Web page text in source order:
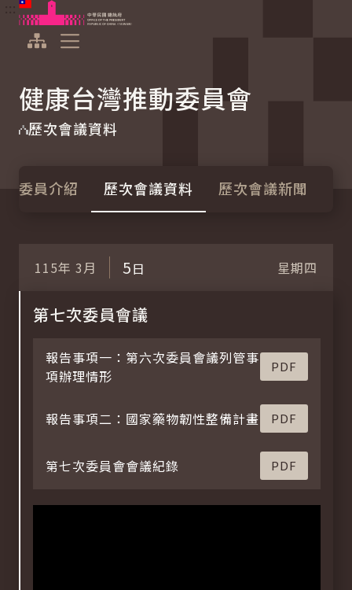
跳到主要內容
中華民國總統府
健康台灣推動委員會
歷次會議資料
委員介紹 歷次會議資料 歷次會議新聞
115年 3月 5日 星期四
第七次委員會議
報告事項一：第六次委員會議列管事
項辦理情形
PDF
報告事項二：國家藥物韌性整備計畫 PDF
第七次委員會會議紀錄 PDF